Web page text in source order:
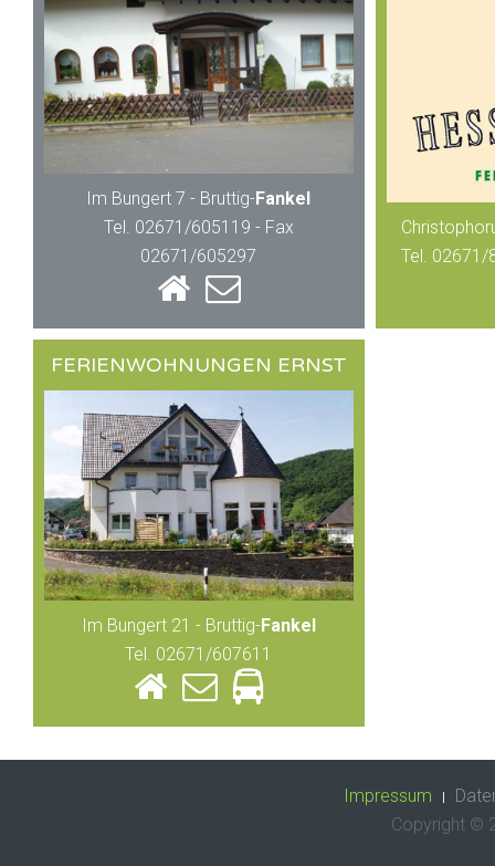
Im Bungert 7 - Bruttig-Fankel
Tel. 02671/605119 - Fax
02671/605297
Tel. 02671/
FERIENWOHNUNGEN ERNST
Im Bungert 21 - Bruttig-Fankel
Tel. 02671/607611
Impressum
Copyright